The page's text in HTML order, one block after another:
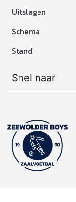
Uitslagen
Schema
Stand
Snel naar